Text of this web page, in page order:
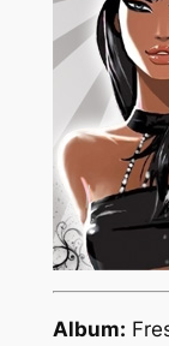
Album: